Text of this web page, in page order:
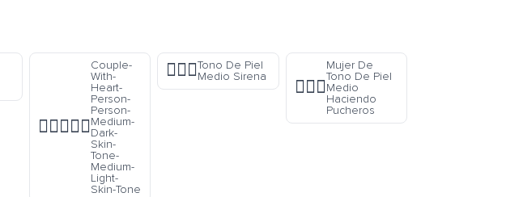
🧑🏾‍❤️‍🧑🏼
Couple-
With-
Heart-
Person-
Person-
Medium-
Dark-
Skin-
Tone-
Medium-
Light-
Skin-Tone
🧜🏽‍♀️Tono De Piel
Medio Sirena
🙎🏽‍♀️
Mujer De
Tono De Piel
Medio
Haciendo
Pucheros